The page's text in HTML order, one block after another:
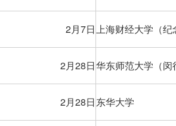
2月7日上海财经大学（纪
2月28日华东师范大学（闵
2月28日东华大学